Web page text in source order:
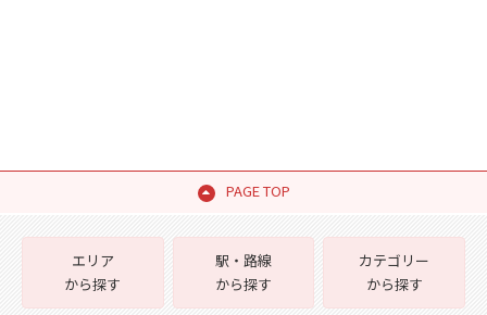
PAGE TOP
エリア
から探す
駅・路線
から探す
カテゴリー
から探す